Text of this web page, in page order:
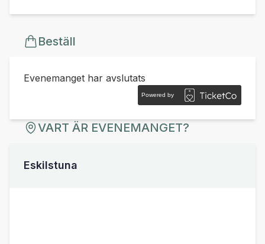
Beställ
Evenemanget har avslutats
Powered by
VART ÄR EVENEMANGET?
Eskilstuna